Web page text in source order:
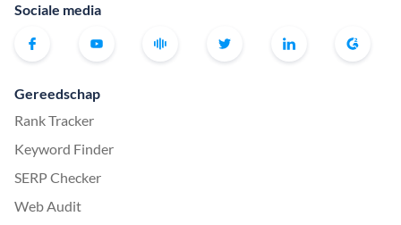
Sociale media
Gereedschap
Rank Tracker
Keyword Finder
SERP Checker
Web Audit